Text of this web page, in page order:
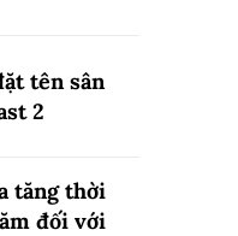
tên sân
2
tăng thời
đối với